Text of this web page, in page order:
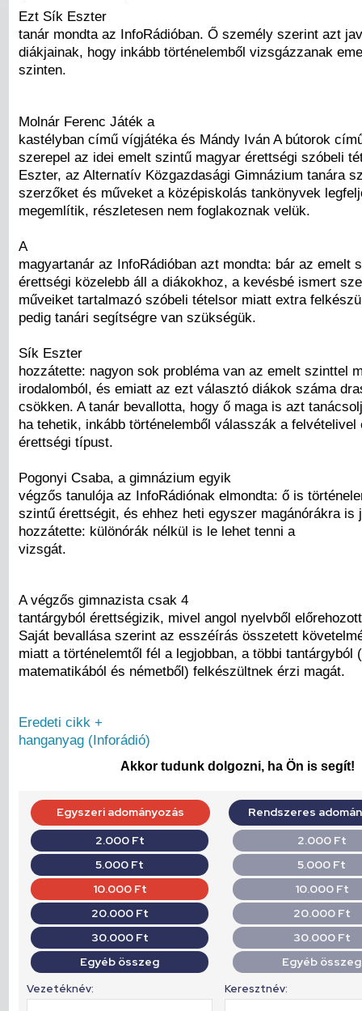
Ezt Sík Eszter
tanár mondta az InfoRádióban. Ő személy szerint azt
diákjainak, hogy inkább történelemből vizsgázzanak
szinten.
Molnár Ferenc Játék a
kastélyban című vígjátéka és Mándy Iván A bútorok
szerepel az idei emelt szintű magyar érettségi szóbeli
Eszter, az Alternatív Közgazdasági Gimnázium tanára
szerzőket és műveket a középiskolás tankönyvek
megemlítik, részletesen nem foglakoznak velük.
A
magyartanár az InfoRádióban azt mondta: bár az emelt
érettségi közelebb áll a diákokhoz, a kevésbé ismert
műveiket tartalmazó szóbeli tételsor miatt extra
pedig tanári segítségre van szükségük.
Sík Eszter
hozzátette: nagyon sok probléma van az emelt szinttel
irodalomból, és emiatt az ezt választó diákok száma
csökken. A tanár bevallotta, hogy ő maga is azt
ha tehetik, inkább történelemből válasszák a felvételivel
érettségi típust.
Pogonyi Csaba, a gimnázium egyik
végzős tanulója az InfoRádiónak elmondta: ő is
szintű érettségit, és ehhez heti egyszer magánórákra is
hozzátette: különórák nélkül is le lehet tenni a
vizsgát.
A végzős gimnazista csak 4
tantárgyból érettségizik, mivel angol nyelvből
Saját bevallása szerint az esszéírás összetett
miatt a történelemtől fél a legjobban, a többi tantárgyból
matematikából és németből) felkészültnek érzi magát.
Eredeti cikk +
hanganyag (Inforádió)
Akkor tudunk dolgozni, ha Ön is segít!